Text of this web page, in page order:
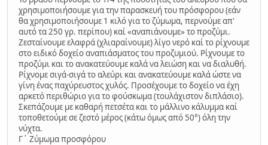
χρησιμοποιήσουμε για την παρασκευή του πρόσφορου (εάν
θα χρησιμοποιήσουμε 1 κιλό για το ζύμωμα, περνούμε απ'
αυτό τα 250 γρ. περίπου) καί «αναπιάνουμε» το προζύμι.
Ζεσταίνουμε ελαφρά (χλιαραίνουμε) λίγο νερό καί το ρίχνουμε
στο ειδικό δοχείο αναπιάσματος του προζυμιού. Ρίχνουμε το
προζύμι και το ανακατεύουμε καλά να λειώση και να διαλυθή.
Ρίχνομε σιγά-σιγά το αλεύρι και ανακατεύουμε καλά ώστε να
γίνη ένας παχύρευστος χυλός. Προσέχουμε το δοχείο να έχη
αρκετό περιθώριο για το φούσκωμα (τουλάχιστον διπλάσιο).
Σκεπάζουμε με καθαρή πετσέτα και το μάλλινο κάλυμμα καί
τοποθετούμε σε ζεστό μέρος (κάτω όμως από 50°) όλη την
νύχτα.
Γ΄ Ζύμωμα προσφόρου